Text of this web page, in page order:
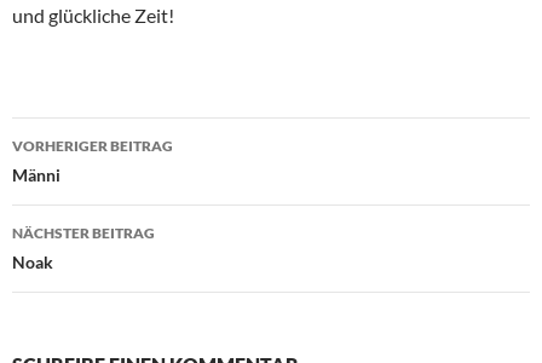
und glückliche Zeit!
Beitragsnavigation
VORHERIGER BEITRAG
Männi
NÄCHSTER BEITRAG
Noak